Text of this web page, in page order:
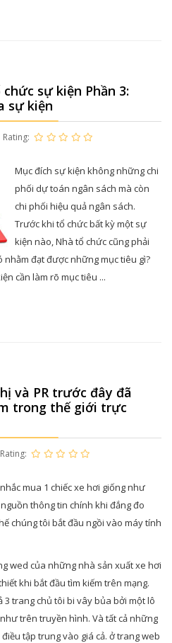
sự kiện Phần 3:
sự kiện
Rating:
Mục đích sự kiện không những chi
phối dự toán ngân sách mà còn
chi phối hiệu quả ngân sách.
Trước khi tổ chức bất kỳ một sự
kiện nào, Nhà tổ chức cũng phải
đạt được những mục tiêu gì?
cần làm rõ mục tiêu ...
và PR trước đây đã
trong thế giới trực
Rating:
mua 1 chiếc xe hơi giống như
thông tin chính khi đắng đo
chúng tôi bắt đầu ngồi vào máy tính
wed của những nhà sản xuất xe hơi
khi bắt đầu tìm kiếm trên mạng.
3 trang chủ tôi bi vây bủa bởi một lô
trên truyền hình. Và tất cả những
tập trung vào giá cả. ở trang web